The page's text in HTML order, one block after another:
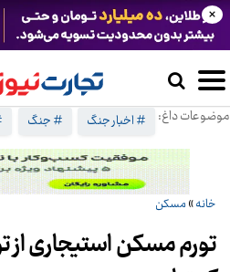
موضوعات داغ: # اخبار جنگ # جنگ
×
خانه» مسکن